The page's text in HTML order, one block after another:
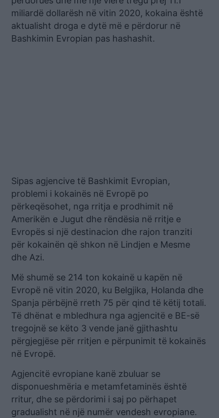
miliardë dollarësh në vitin 2020, kokaina është
aktualisht droga e dytë më e përdorur në
Bashkimin Evropian pas hashashit.
Sipas agjencive të Bashkimit Evropian,
problemi i kokainës në Evropë po
përkeqësohet, nga rritja e prodhimit në
Amerikën e Jugut dhe rëndësia në rritje e
Evropës si një destinacion dhe rajon tranziti
për kokainën që shkon në Lindjen e Mesme
dhe Azi.
Më shumë se 214 ton kokainë u kapën në
Evropë në vitin 2020, ku Belgjika, Holanda dhe
Spanja përbëjnë rreth 75 për qind të këtij totali.
Të dhënat e mbledhura nga agjencitë e BE-së
tregojnë se këto 3 vende janë gjithashtu
përgjegjëse për rritjen e përpunimit të kokainës
në Evropë.
Agjencitë evropiane kanë zbuluar se
disponueshmëria e metamfetaminës është
rritur, dhe se përdorimi i saj po përhapet
gradualisht në një numër vendesh evropiane.